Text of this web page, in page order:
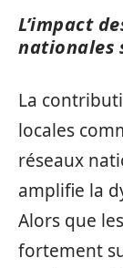
L’impact
nationales
La
locales
réseaux
amplifie la
Alors que
fortement